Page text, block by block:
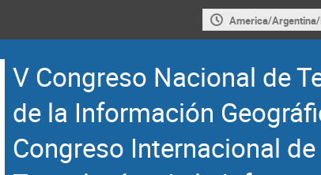
America/
V Congreso Nacional de
de la Información
Congreso Internacional de